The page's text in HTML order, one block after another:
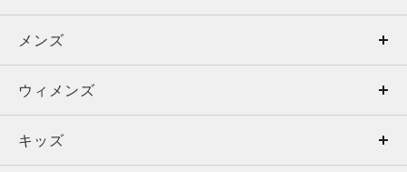
メンズ
ウィメンズ
キッズ
メンズ
トップス
ボトムス
ウィメンズ
トップス
キッズ